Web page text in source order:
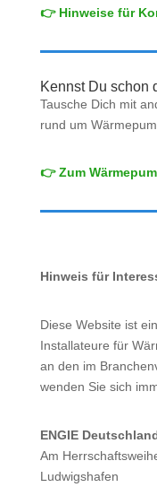
👉 Hinweise für
Kennst Du schon
Tausche Dich mit
rund um
👉 Zum
Hinweis für
Diese Website ist
Installateure für
an den im
wenden Sie sich
ENGIE
Am
Ludwigshafen